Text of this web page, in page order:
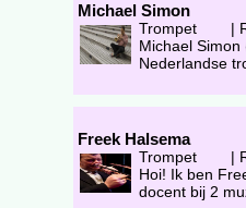
Michael Simon
Trompet |
Michael Simon
Nederlandse
Freek Halsema
Trompet |
Hoi! Ik ben
docent bij 2